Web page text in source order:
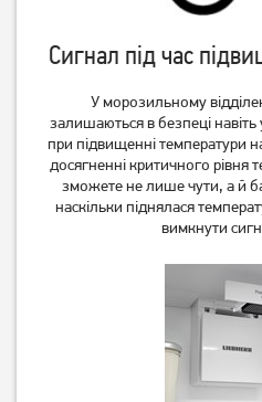
Сигнал під час
У морозильному
залишаються в безпеці навіть
при підвищенні температури
досягненні критичного рівня
зможете не лише чути, а й
наскільки піднялася
вимкнути